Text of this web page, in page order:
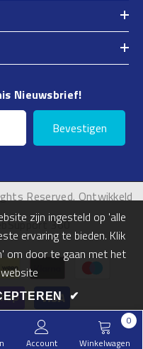
Nieuwsbrief!
Bevestigen
Reserved. Ontwikkeld
360
Account Winkelwagen
0
zijn ingesteld op 'alle
ervaring te bieden. Klik
om door te gaan met het
✔